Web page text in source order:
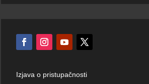
Izjava o pristupačnosti